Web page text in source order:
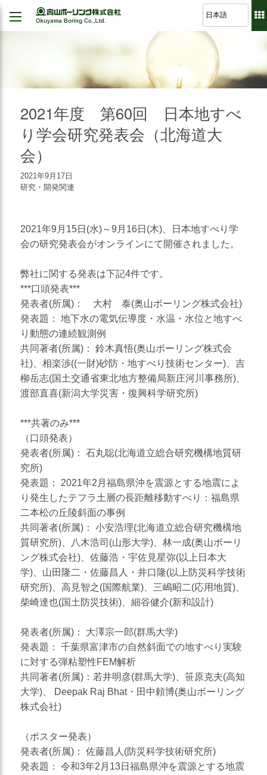
我が社の大悲願
品質方針
代表挨拶
事業紹介
会社概要
組織図
地すべり防止工事
のり面保護工事
さく井工事
グラウト工事
調査設計
軟弱地盤解析
地下水・水文調査
災害対応
地盤調査
土質調査
防災
砂防・地すべり調査
斜面対策工設計
礎調査
総合解析
施設維持管理
R&D 論文集
波形集水パイプ
2021年度 第60回 日本地すべ
り学会研究発表会（北海道大
会）
2021年9月17日
研究・開発関連
2021年9月15日(水)～9月16日(木)、日本地すべり学
会の研究発表会がオンラインにて開催されました。
弊社に関する発表は下記4件です。
***口頭発表***
発表者(所属)： 大村 泰(奥山ボーリング株式会社)
発表題： 地下水の電気伝導度・水温・水位と地すべ
り動態の連続観測例
共同著者(所属)： 鈴木真悟(奥山ボーリング株式会
社)、相楽渉((一財)砂防・地すべり技術センター)、吉
柳岳志(国土交通省東北地方整備局新庄河川事務所)、
渡部直喜(新潟大学災害・復興科学研究所)
***共著のみ***
（口頭発表）
発表者(所属)： 石丸聡(北海道立総合研究機構地質研
究所)
発表題： 2021年2月福島県沖を震源とする地震によ
り発生したテフラ土層の長距離移動すべり：福島県
二本松の丘陵斜面の事例
共同著者(所属)： 小安浩理(北海道立総合研究機構地
質研究所)、八木浩司(山形大学)、林一成(奥山ボーリ
ング株式会社)、佐藤浩・宇佐見星弥(以上日本大
学)、山田隆二・佐藤昌人・井口隆(以上防災科学技術
研究所)、高見智之(国際航業)、三嶋昭二(応用地質)、
柴崎達也(国土防災技術)、細谷健介(新和設計)
発表者(所属)： 大澤宗一郎(群馬大学)
発表題： 千葉県富津市の自然斜面での地すべり実験
に対する弾粘塑性FEM解析
共同著者(所属)：若井明彦(群馬大学)、笹原克夫(高知
大学)、 Deepak Raj Bhat・田中頼博(奥山ボーリング
株式会社)
（ポスター発表）
発表者(所属)： 佐藤昌人(防災科学技術研究所)
発表題： 令和3年2月13日福島県沖を震源とする地震